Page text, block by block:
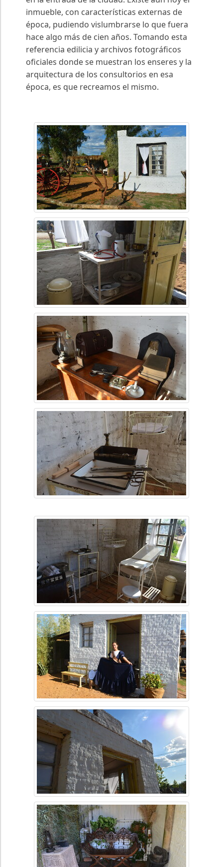
inmueble, con características externas de
época, pudiendo vislumbrarse lo que fuera
hace algo más de cien años. Tomando esta
referencia edilicia y archivos fotográficos
oficiales donde se muestran los enseres y la
arquitectura de los consultorios en esa
época, es que recreamos el mismo.